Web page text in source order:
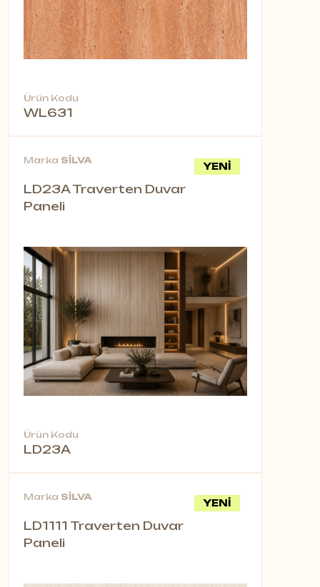
Ürün Kodu
WL631
YENİ
Marka SİLVA
LD23A Traverten Duvar
Paneli
Ürün Kodu
LD23A
YENİ
Marka SİLVA
LD1111 Traverten Duvar
Paneli